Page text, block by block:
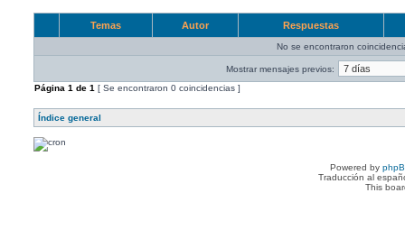
Temas Autor Respuestas
No se encontraron
Mostrar mensajes previos:
Página 1 de 1 [ Se encontraron 0 coincidencias ]
Índice general
Powered by
Traducción al
This